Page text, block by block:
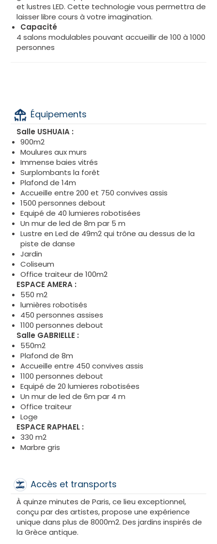
et lustres LED. Cette technologie vous permettra de
laisser libre cours à votre imagination.
Capacité
4 salons modulables pouvant accueillir de 100 à 1000
personnes
Équipements
Salle USHUAIA :
900m2
Moulures aux murs
Immense baies vitrés
Surplombants la forêt
Plafond de 14m
Accueille entre 200 et 750 convives assis
1500 personnes debout
Equipé de 40 lumieres robotisées
Un mur de led de 8m par 5 m
Lustre en Led de 49m2 qui trône au dessus de la
piste de danse
Jardin
Coliseum
Office traiteur de 100m2
ESPACE AMERA :
550 m2
lumières robotisés
450 personnes assises
1100 personnes debout
Salle GABRIELLE :
550m2
Plafond de 8m
Accueille entre 450 convives assis
1100 personnes debout
Equipé de 20 lumieres robotisées
Un mur de led de 6m par 4 m
Office traiteur
Loge
ESPACE RAPHAEL :
330 m2
Marbre gris
Accès et transports
À quinze minutes de Paris, ce lieu exceptionnel,
conçu par des artistes, propose une expérience
unique dans plus de 8000m2. Des jardins inspirés de
la Grèce antique.